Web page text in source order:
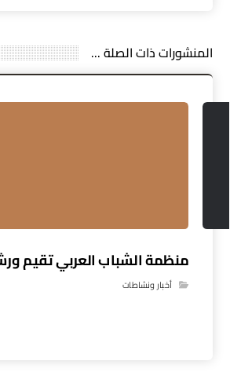
المنشورات ذات الصلة ...
منظمة الشباب العربي تقيم
أخبار ونشاطات